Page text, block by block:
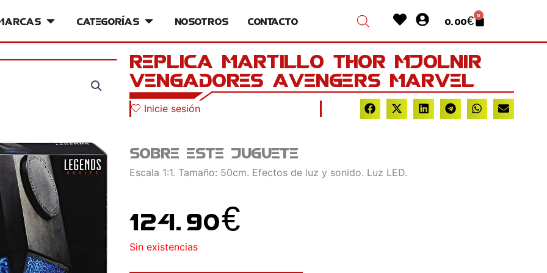
Open MarcasCategorías Open Categorías
Nosotros Contacto HeartUser-
circle
0.00€ 0
Cart
Replica Martillo Thor Mjolnir
Vengadores Avengers Marvel
Inicie sesión
Sobre este juguete
Escala 1:1. Tamaño: 50cm. Efectos de luz y sonido. Luz LED.
124.90€
Sin existencias